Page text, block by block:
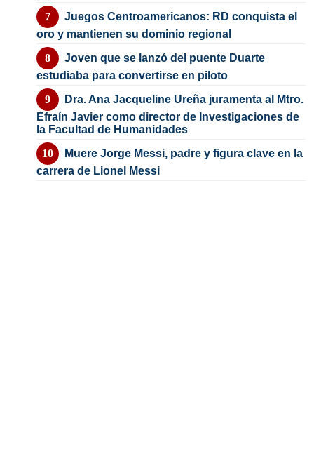
Juegos Centroamericanos: RD conquista el
oro y mantienen su dominio regional
Joven que se lanzó del puente Duarte
estudiaba para convertirse en piloto
Dra. Ana Jacqueline Ureña juramenta al Mtro.
Efraín Javier como director de Investigaciones de
la Facultad de Humanidades
Muere Jorge Messi, padre y figura clave en la
carrera de Lionel Messi